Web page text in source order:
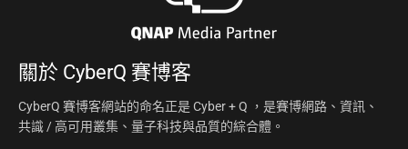
關於 CyberQ 賽博客
CyberQ 賽博客網站的命名正是 Cyber + Q ，是賽博網路、資訊、
共識 / 高可用叢集、量子科技與品質的綜合體。